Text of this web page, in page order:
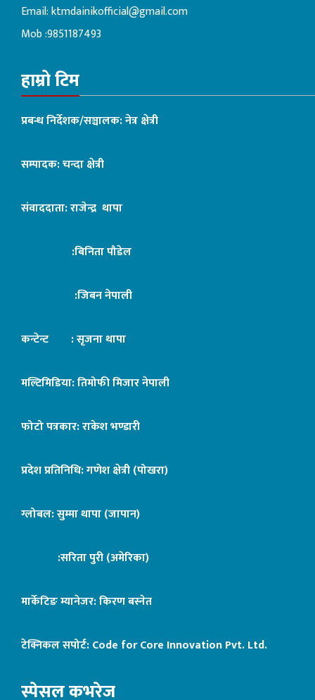
Email:ktmdainikofficial@gmail.com
Mob :9851187493
हाम्रो टिम
प्रबन्ध निर्देशक/सञ्चालक: नेत्र क्षेत्री
सम्पादक: चन्दा क्षेत्री
संवाददाता: राजेन्द्र थापा
:बिनिता पौडेल
:जिबन नेपाली
कन्टेन्ट : सृजना थापा
मल्टिमिडिया: तिमोफी मिजार नेपाली
फोटो पत्रकार: राकेश भण्डारी
प्रदेश प्रतिनिधि: गणेश क्षेत्री (पोखरा)
ग्लोबल: सुम्मा थापा (जापान)
:सरिता पुरी (अमेरिका)
मार्केटिङ म्यानेजर: किरण बस्नेत
टेक्निकल सपोर्ट:Code for Core Innovation Pvt. Ltd.
स्पेसल कभरेज